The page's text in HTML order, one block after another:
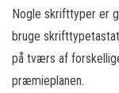
Nogle skrifttyper er
bruge
på tværs af
præmieplanen.